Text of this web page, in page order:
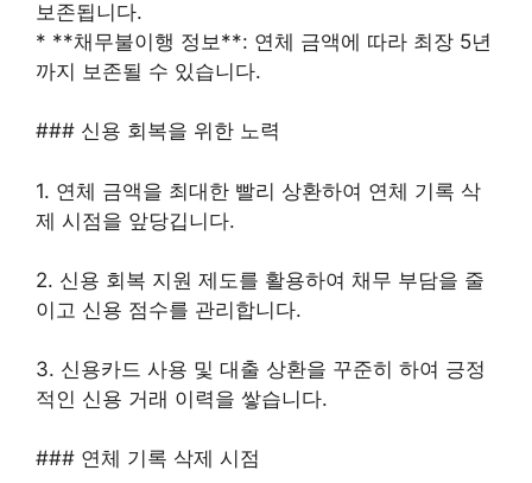
보존됩니다.
* **채무불이행 정보**: 연체 금액에 따라 최장 5년
까지 보존될 수 있습니다.
### 신용 회복을 위한 노력
1. 연체 금액을 최대한 빨리 상환하여 연체 기록 삭
제 시점을 앞당깁니다.
2. 신용 회복 지원 제도를 활용하여 채무 부담을 줄
이고 신용 점수를 관리합니다.
3. 신용카드 사용 및 대출 상환을 꾸준히 하여 긍정
적인 신용 거래 이력을 쌓습니다.
### 연체 기록 삭제 시점